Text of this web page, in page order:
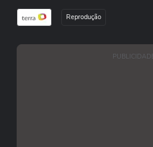
Reprodução